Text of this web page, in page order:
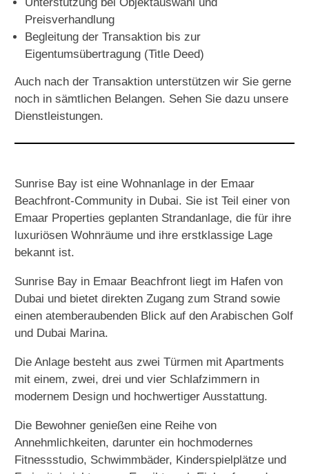
Unterstützung bei Objektauswahl und
Preisverhandlung
Begleitung der Transaktion bis zur
Eigentumsübertragung (Title Deed)
Auch nach der Transaktion unterstützen wir Sie gerne
noch in sämtlichen Belangen. Sehen Sie dazu unsere
Dienstleistungen.
Sunrise Bay ist eine Wohnanlage in der Emaar
Beachfront-Community in Dubai. Sie ist Teil einer von
Emaar Properties geplanten Strandanlage, die für ihre
luxuriösen Wohnräume und ihre erstklassige Lage
bekannt ist.
Sunrise Bay in Emaar Beachfront liegt im Hafen von
Dubai und bietet direkten Zugang zum Strand sowie
einen atemberaubenden Blick auf den Arabischen Golf
und Dubai Marina.
Die Anlage besteht aus zwei Türmen mit Apartments
mit einem, zwei, drei und vier Schlafzimmern in
modernem Design und hochwertiger Ausstattung.
Die Bewohner genießen eine Reihe von
Annehmlichkeiten, darunter ein hochmodernes
Fitnessstudio, Schwimmbäder, Kinderspielplätze und